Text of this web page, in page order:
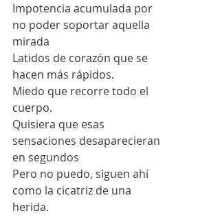
Impotencia acumulada por
no poder soportar aquella
mirada
Latidos de corazón que se
hacen más rápidos.
Miedo que recorre todo el
cuerpo.
Quisiera que esas
sensaciones desaparecieran
en segundos
Pero no puedo, siguen ahí
como la cicatriz de una
herida.